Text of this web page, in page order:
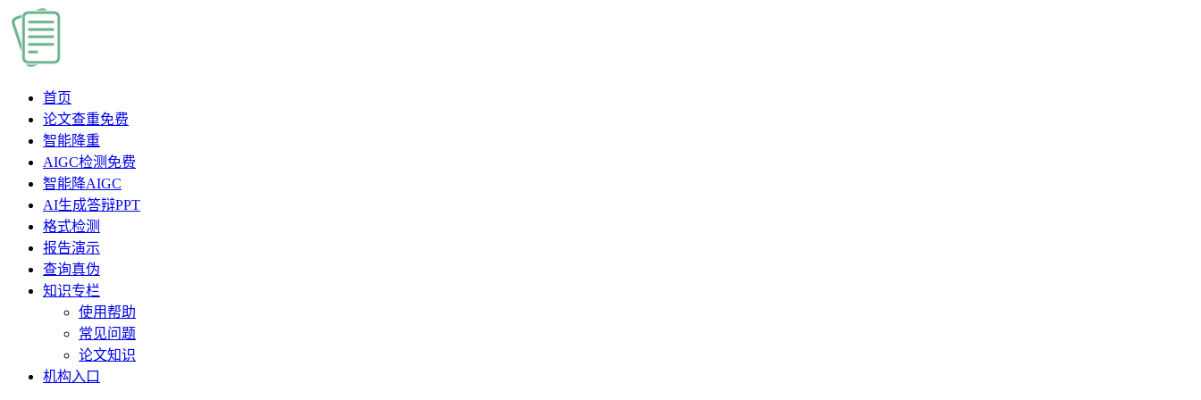
首页
论文查重免费
智能降重
AIGC检测 免费
智能降AIGC
AI生成答辩PPT
格式检测
报告演示
查询真伪
知识专栏
使用帮助
常见问题
论文知识
机构入口